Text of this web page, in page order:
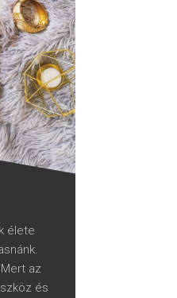
élete
az
és